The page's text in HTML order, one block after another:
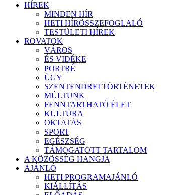
HÍREK
MINDEN HÍR
HETI HÍRÖSSZEFOGLALÓ
TESTÜLETI HÍREK
ROVATOK
VÁROS
ÉS VIDÉKE
PORTRÉ
ÜGY
SZENTENDREI TÖRTÉNETEK
MÚLTUNK
FENNTARTHATÓ ÉLET
KULTÚRA
OKTATÁS
SPORT
EGÉSZSÉG
TÁMOGATOTT TARTALOM
A KÖZÖSSÉG HANGJA
AJÁNLÓ
HETI PROGRAMAJÁNLÓ
KIÁLLÍTÁS